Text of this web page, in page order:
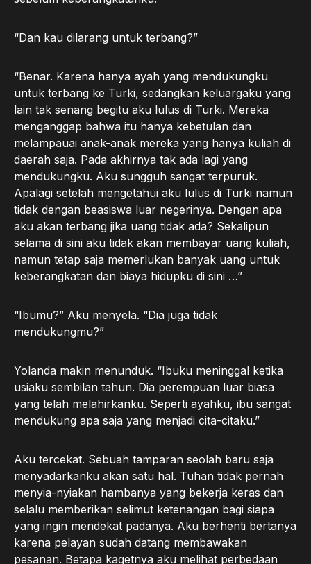
“Dan kau dilarang untuk terbang?”
“Benar. Karena hanya ayah yang mendukungku
untuk terbang ke Turki, sedangkan keluargaku yang
lain tak senang begitu aku lulus di Turki. Mereka
menganggap bahwa itu hanya kebetulan dan
melampauai anak-anak mereka yang hanya kuliah di
daerah saja. Pada akhirnya tak ada lagi yang
mendukungku. Aku sungguh sangat terpuruk.
Apalagi setelah mengetahui aku lulus di Turki namun
tidak dengan beasiswa luar negerinya. Dengan apa
aku akan terbang jika uang tidak ada? Sekalipun
selama di sini aku tidak akan membayar uang kuliah,
namun tetap saja memerlukan banyak uang untuk
keberangkatan dan biaya hidupku di sini …”
“Ibumu?” Aku menyela. “Dia juga tidak
mendukungmu?”
Yolanda makin menunduk. “Ibuku meninggal ketika
usiaku sembilan tahun. Dia perempuan luar biasa
yang telah melahirkanku. Seperti ayahku, ibu sangat
mendukung apa saja yang menjadi cita-citaku.”
Aku tercekat. Sebuah tamparan seolah baru saja
menyadarkanku akan satu hal. Tuhan tidak pernah
menyia-nyiakan hambanya yang bekerja keras dan
selalu memberikan selimut ketenangan bagi siapa
yang ingin mendekat padanya. Aku berhenti bertanya
karena pelayan sudah datang membawakan
pesanan. Betapa kagetnya aku melihat perbedaan